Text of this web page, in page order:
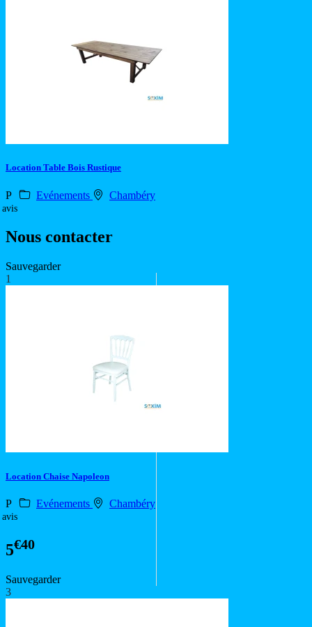
Location Table Bois Rustique
P Evénements Chambéry
avis
Nous contacter
Sauvegarder
1
Location Chaise Napoleon
P Evénements Chambéry
avis
5€40
Sauvegarder
3